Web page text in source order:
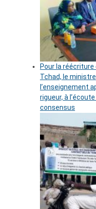
Pour la réécriture
Tchad, le
l’enseignement
rigueur, à
consensus